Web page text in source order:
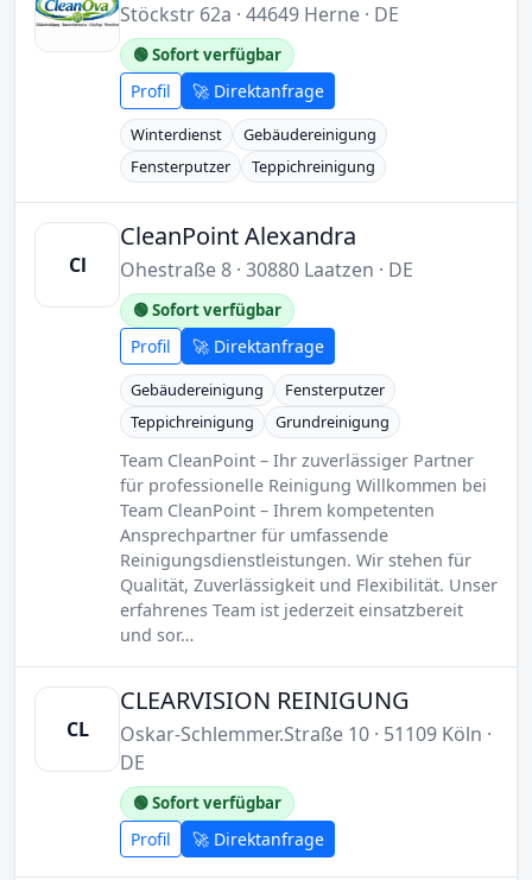
Stöckstr 62a · 44649 Herne · DE
🟢 Sofort verfügbar
Profil 🚀 Direktanfrage
Winterdienst
Gebäudereinigung
Fensterputzer
Teppichreinigung
Cl
CleanPoint Alexandra
Ohestraße 8 · 30880 Laatzen · DE
🟢 Sofort verfügbar
Profil 🚀 Direktanfrage
Gebäudereinigung
Fensterputzer
Teppichreinigung
Grundreinigung
Team CleanPoint – Ihr zuverlässiger Partner
für professionelle Reinigung Willkommen bei
Team CleanPoint – Ihrem kompetenten
Ansprechpartner für umfassende
Reinigungsdienstleistungen. Wir stehen für
Qualität, Zuverlässigkeit und Flexibilität. Unser
erfahrenes Team ist jederzeit einsatzbereit
und sor…
CL
CLEARVISION REINIGUNG
Oskar-Schlemmer.Straße 10 · 51109 Köln ·
DE
🟢 Sofort verfügbar
Profil 🚀 Direktanfrage